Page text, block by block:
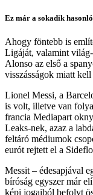
Ez már a sokadik
Ahogy föntebb is
Ligáját, valamint
Alonso az első a
visszásságok miatt
Lionel Messi, a
is volt, illetve van
francia Mediapart
Leaks-nek, azaz a
feltáró médiumok
eurót rejtett el a
Messit – édesapjával
bíróság egyszer már
képi jogaiból befolyt